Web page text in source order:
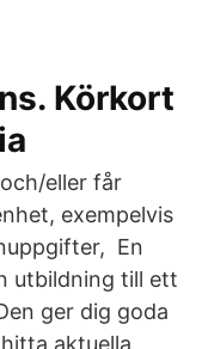
Körkort
eller får
exempelvis
En
utbildning till ett
ger dig goda
aktuella